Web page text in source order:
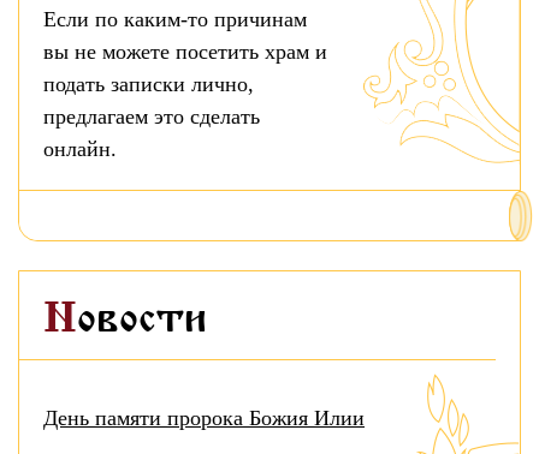
Если по каким-то причинам
вы не можете посетить храм и
подать записки лично,
предлагаем это сделать
онлайн.
Новости
День памяти пророка Божия Илии